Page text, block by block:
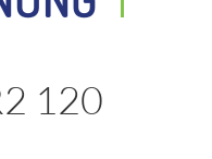
120